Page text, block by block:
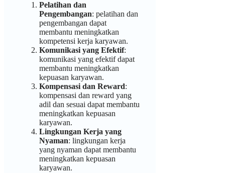
Pelatihan dan
Pengembangan: pelatihan dan
pengembangan dapat
membantu meningkatkan
kompetensi kerja karyawan.
Komunikasi yang Efektif:
komunikasi yang efektif dapat
membantu meningkatkan
kepuasan karyawan.
Kompensasi dan Reward:
kompensasi dan reward yang
adil dan sesuai dapat membantu
meningkatkan kepuasan
karyawan.
Lingkungan Kerja yang
Nyaman: lingkungan kerja
yang nyaman dapat membantu
meningkatkan kepuasan
karyawan.